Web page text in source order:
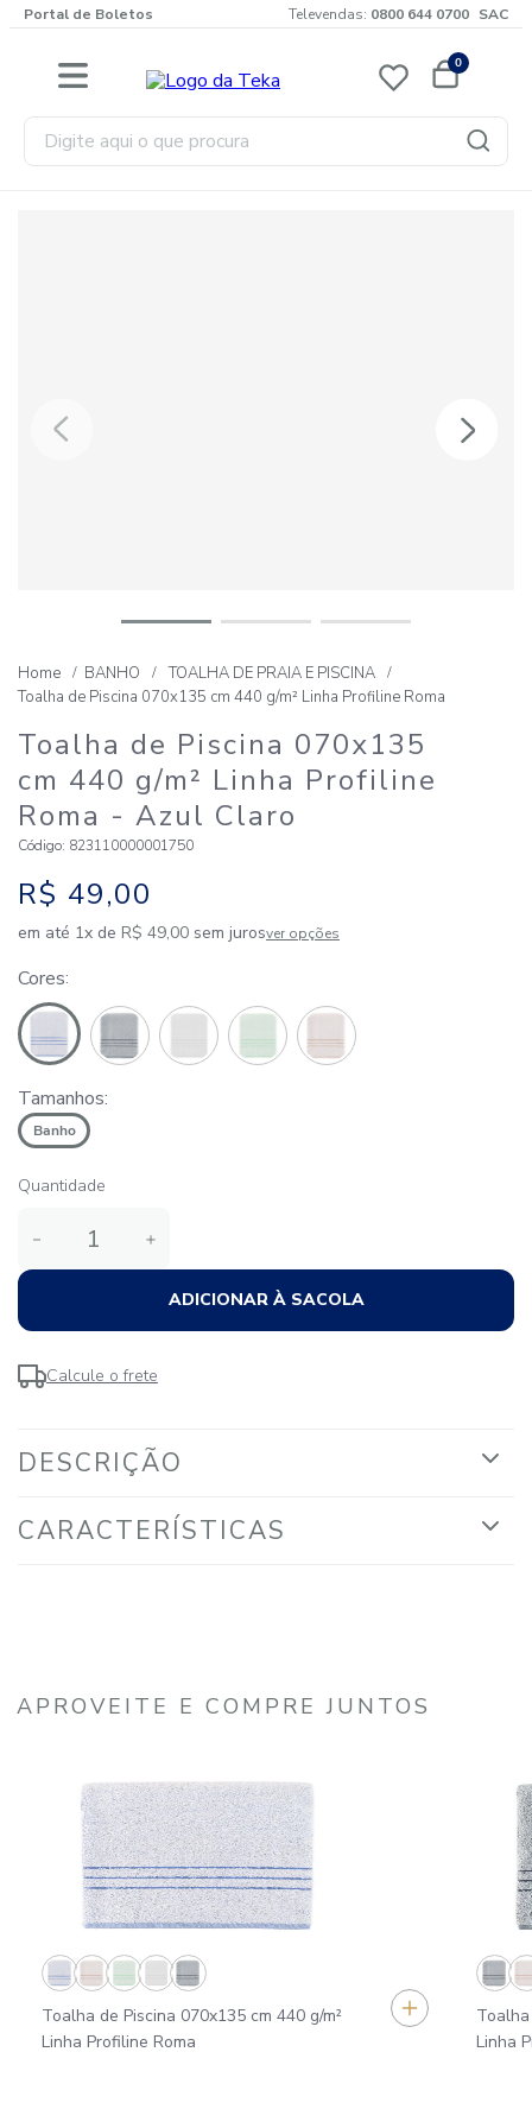
Portal de Boletos Televendas: 0800 644 0700 SAC
0
Digite aqui o que procura
BANHO
TOALHA DE PRAIA E PISCINA
Toalha de Piscina 070x135 cm 440 g/m² Linha Profiline Roma
Toalha de Piscina 070x135
cm 440 g/m² Linha Profiline
Roma - Azul Claro
Código: 823110000001750
R$ 49,00
em até 1x de R$ 49,00 sem jurosver opções
Cores
Tamanhos:
Banho
Quantidade
＋
－
ADICIONAR À SACOLA
Calcule o frete
DESCRIÇÃO
CARACTERÍSTICAS
APROVEITE E COMPRE JUNTOS
Toalha de Piscina 070x135 cm 440 g/m²
Linha Profiline Roma
Linha